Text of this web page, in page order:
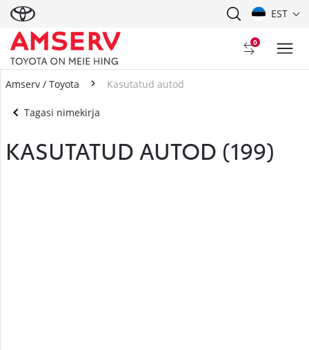
EST
0
Amserv / Toyota Kasutatud autod
Tagasi nimekirja
KASUTATUD AUTOD (199)